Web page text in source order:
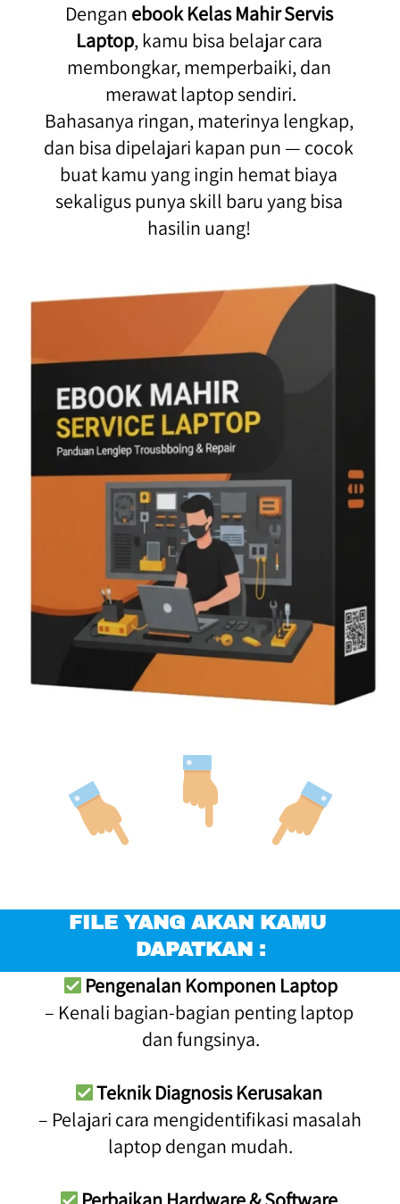
Dengan ebook Kelas Mahir Servis
Laptop, kamu bisa belajar cara
membongkar, memperbaiki, dan
merawat laptop sendiri.
Bahasanya ringan, materinya lengkap,
dan bisa dipelajari kapan pun — cocok
buat kamu yang ingin hemat biaya
sekaligus punya skill baru yang bisa
hasilin uang!
FILE YANG AKAN KAMU
DAPATKAN :
Pengenalan Komponen Laptop
– Kenali bagian-bagian penting laptop
dan fungsinya.
Teknik Diagnosis Kerusakan
– Pelajari cara mengidentifikasi masalah
laptop dengan mudah.